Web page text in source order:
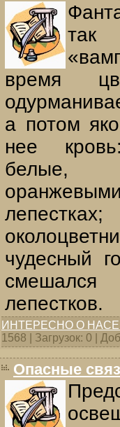
так
время
а потом
нее
белые,
чудесный
лепестков.
ИНТЕРЕСНО О
1568 | Загрузок: 0 |
Опасные